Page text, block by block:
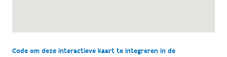
Code om deze interactieve kaart te integreren in de